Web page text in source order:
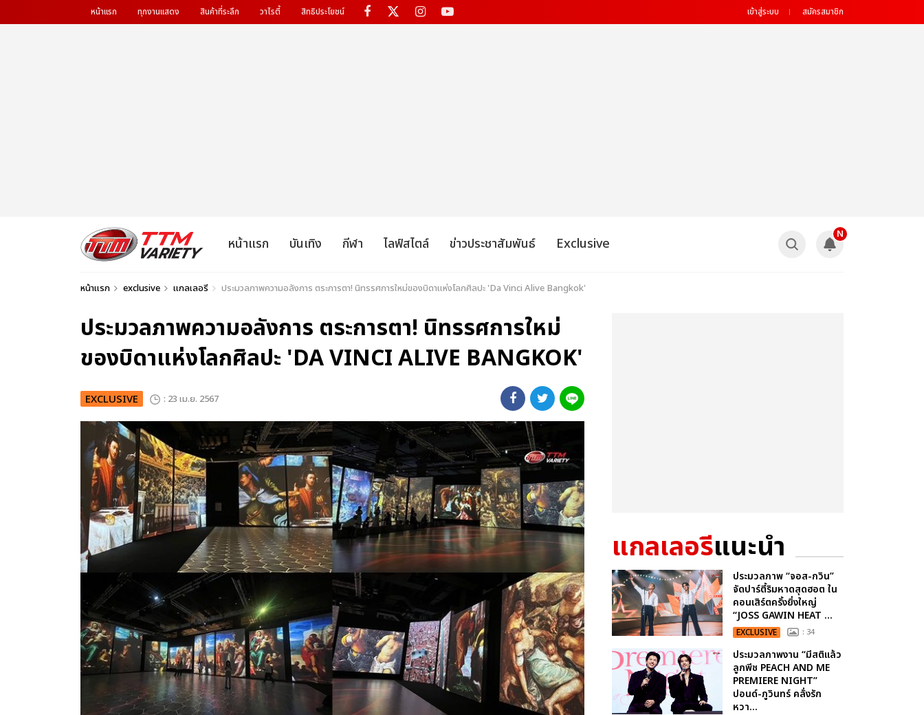
หน้าแรก ทุกงานแสดง สินค้าที่ระลึก วาไรตี้ สิทธิประโยชน์ เข้าสู่ระบบ สมัครสมาชิก
หน้าแรก บันเทิง กีฬา ไลฟ์สไตล์ ข่าวประชาสัมพันธ์ Exclusive
N
หน้าแรก exclusive แกลเลอรี ประมวลภาพความอลังการ ตระการตา! นิทรรศการใหม่ของบิดาแห่งโลกศิลปะ 'Da Vinci Alive Bangkok'
ประมวลภาพความอลังการ ตระการตา! นิทรรศการใหม่
ของบิดาแห่งโลกศิลปะ 'DA VINCI ALIVE BANGKOK'
EXCLUSIVE : 23 เม.ย. 2567
แกลเลอรีแนะนำ
ประมวลภาพ “จอส-กวิน”
จัดปาร์ตี้ริมหาดสุดฮอต ใน
คอนเสิร์ตครั้งยิ่งใหญ่
“JOSS GAWIN HEAT ...
EXCLUSIVE : 34
ประมวลภาพงาน “มีสติแล้ว
ลูกพีช PEACH AND ME
PREMIERE NIGHT”
ปอนด์-ภูวินทร์ คลั่งรัก
หวา...